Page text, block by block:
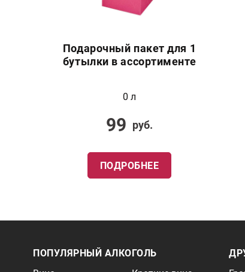
Подарочный пакет для 1
бутылки в ассортименте
0 л
99 руб.
ПОДРОБНЕЕ
ПОПУЛЯРНЫЙ АЛКОГОЛЬ